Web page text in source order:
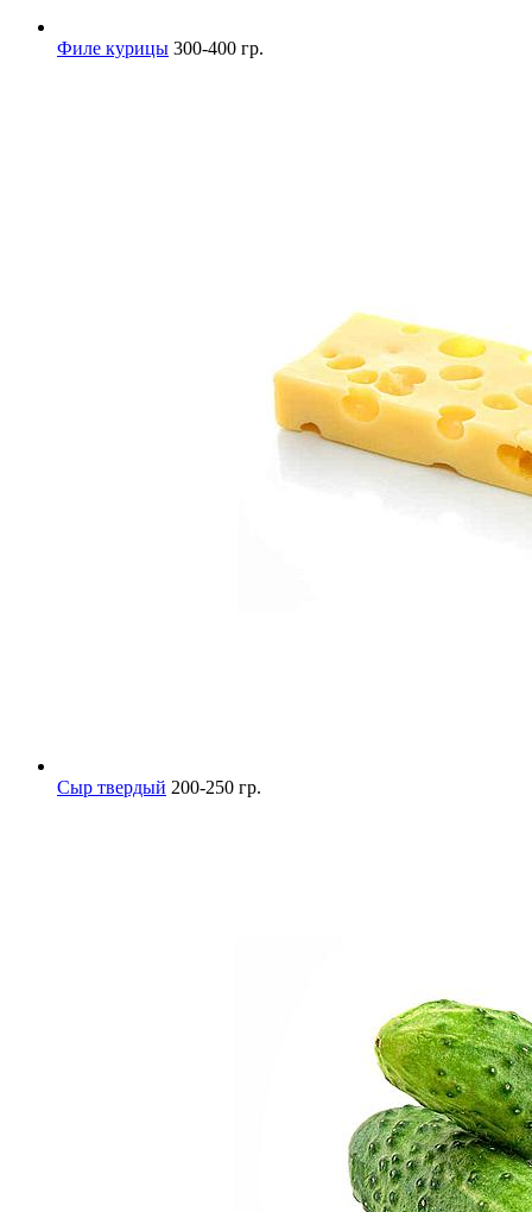
Филе курицы 300-400 гр.
Сыр твердый 200-250 гр.